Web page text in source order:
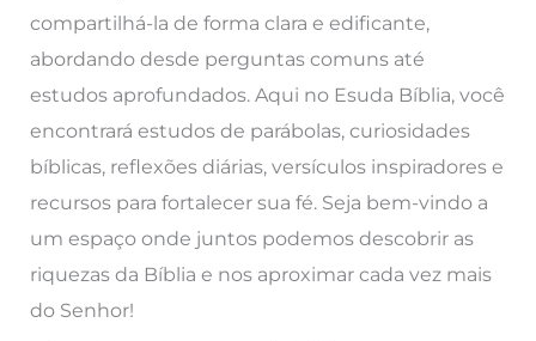
compartilhá-la de forma clara e edificante,
abordando desde perguntas comuns até
estudos aprofundados. Aqui no Esuda Bíblia, você
encontrará estudos de parábolas, curiosidades
bíblicas, reflexões diárias, versículos inspiradores e
recursos para fortalecer sua fé. Seja bem-vindo a
um espaço onde juntos podemos descobrir as
riquezas da Bíblia e nos aproximar cada vez mais
do Senhor!